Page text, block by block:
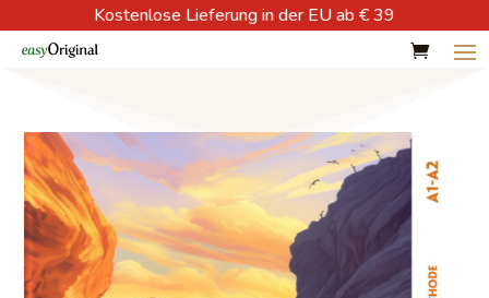
Kostenlose Lieferung in der EU ab € 39